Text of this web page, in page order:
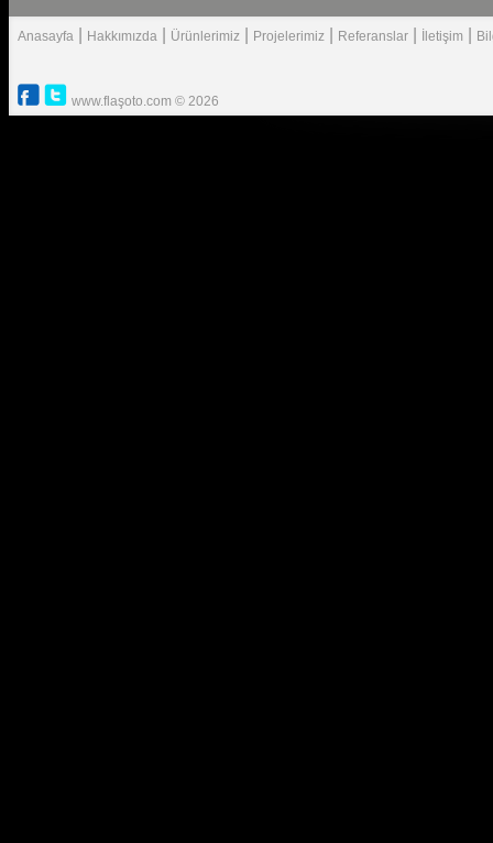
Anasayfa Hakkımızda Ürünlerimiz Projelerimiz Referanslar İletişim
www.flaşoto.com © 2026